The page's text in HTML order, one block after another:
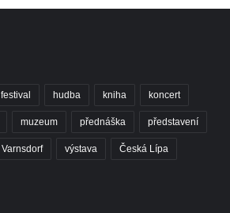
festival hudba kniha koncert
muzeum přednáška představení
Varnsdorf výstava Česká Lípa